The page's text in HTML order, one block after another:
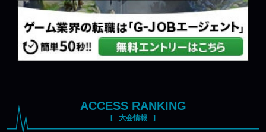
ACCESS RANKING
大会情報